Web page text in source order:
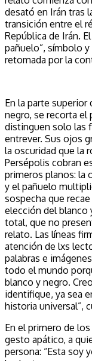
desató en Irán tras
transición entre el
República de Irán.
pañuelo”, símbolo
retomada por la
En la parte
negro, se recorta el
distinguen solo las
entrever. Sus ojos
la oscuridad que la
Persépolis cobran
primeros planos: la
y el pañuelo
sospecha que
elección del blanco
total, que no
relato. Las líneas
atención de lxs
palabras e
todo el mundo
blanco y negro.
identifique, ya sea
historia universal”,
En el primero de
gesto apático, a
persona: “Esta soy